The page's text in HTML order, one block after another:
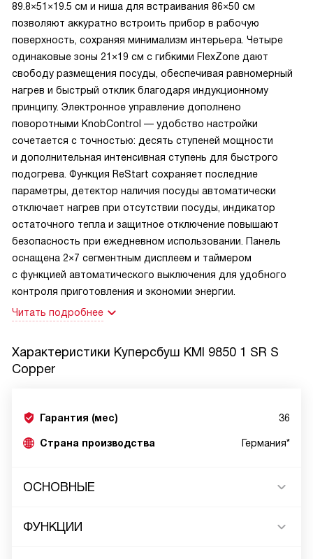
89.8×51×19.5 см и ниша для встраивания 86×50 см
позволяют аккуратно встроить прибор в рабочую
поверхность, сохраняя минимализм интерьера. Четыре
одинаковые зоны 21×19 см с гибкими FlexZone дают
свободу размещения посуды, обеспечивая равномерный
нагрев и быстрый отклик благодаря индукционному
принципу. Электронное управление дополнено
поворотными KnobControl — удобство настройки
сочетается с точностью: десять ступеней мощности
и дополнительная интенсивная ступень для быстрого
подогрева. Функция ReStart сохраняет последние
параметры, детектор наличия посуды автоматически
отключает нагрев при отсутствии посуды, индикатор
остаточного тепла и защитное отключение повышают
безопасность при ежедневном использовании. Панель
оснащена 2×7 сегментным дисплеем и таймером
с функцией автоматического выключения для удобного
контроля приготовления и экономии энергии.
Читать подробнее
Характеристики Куперсбуш KMI 9850 1 SR S
Copper
Гарантия (мес) 36
Страна производства Германия*
ОСНОВНЫЕ
ФУНКЦИИ